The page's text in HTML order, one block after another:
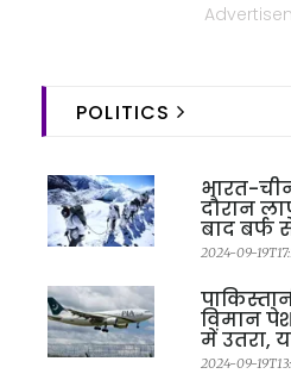
POLITICS
भारत-
दौरान
बाद बर्फ
2024-09-
विमान
में उतरा,
2024-09-